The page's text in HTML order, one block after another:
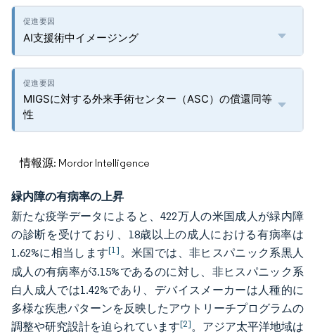
AI支援術中イメージング
MIGSに対する外来手術センター（ASC）の償還同等
性
情報源: Mordor Intelligence
緑内障の有病率の上昇
新たな疫学データによると、422万人の米国成人が緑内障
の診断を受けており、18歳以上の成人における有病率は
1.62%に相当します[1]。米国では、非ヒスパニック系黒人
成人の有病率が3.15%であるのに対し、非ヒスパニック系
白人成人では1.42%であり、デバイスメーカーは人種的に
多様な疾患パターンを反映したアウトリーチプログラムの
調整や研究設計を迫られています[2]。アジア太平洋地域は